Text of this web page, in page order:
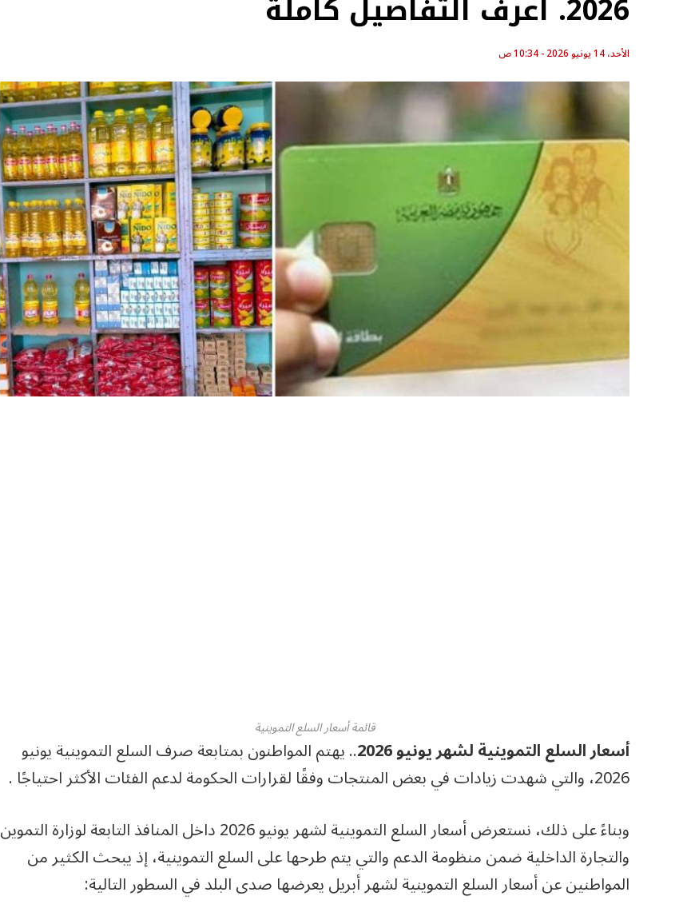
2026. اعرف التفاصيل كاملة
الأحد، 14 يونيو 2026 - 10:34 ص
قائمة أسعار السلع التموينية
أسعار السلع التموينية لشهر يونيو 2026
.. يهتم المواطنون بمتابعة صرف السلع التموينية يونيو
2026، والتي شهدت زيادات في بعض المنتجات وفقًا لقرارات الحكومة لدعم الفئات الأكثر احتياجًا .
وبناءً على ذلك، نستعرض أسعار السلع التموينية لشهر يونيو 2026 داخل المنافذ التابعة لوزارة التموين
والتجارة الداخلية ضمن منظومة الدعم والتي يتم طرحها على السلع التموينية، إذ يبحث الكثير من
المواطنين عن أسعار السلع التموينية لشهر أبريل يعرضها صدى البلد في السطور التالية: